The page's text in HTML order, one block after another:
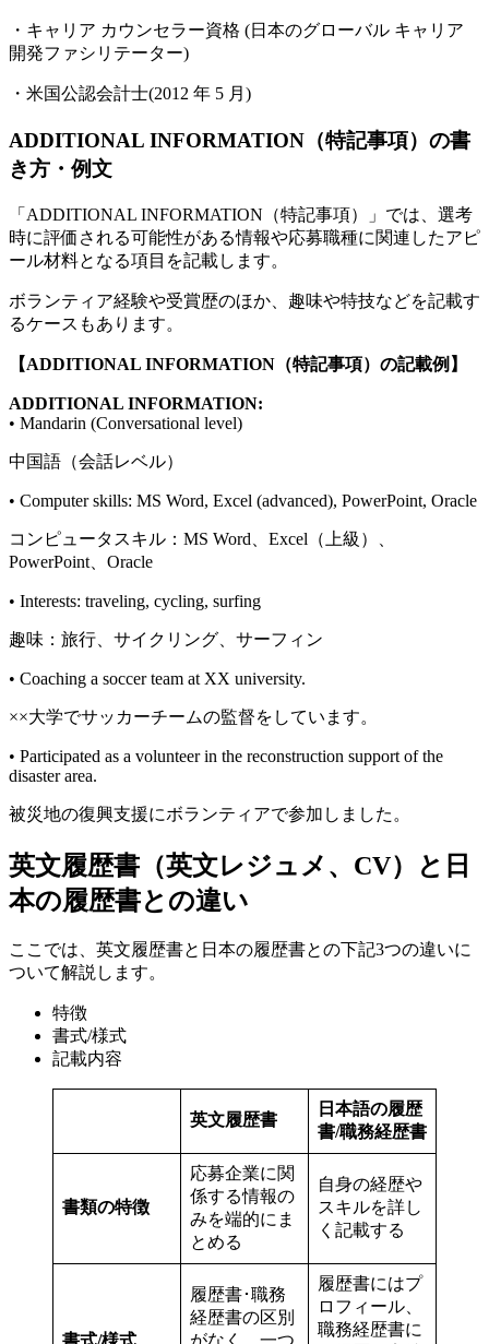
・キャリア カウンセラー資格 (日本のグローバル キャリア
開発ファシリテーター)
・米国公認会計士(2012 年 5 月)
ADDITIONAL INFORMATION（特記事項）の書
き方・例文
「ADDITIONAL INFORMATION（特記事項）」では、選考
時に評価される可能性がある情報や応募職種に関連したアピ
ール材料となる項目を記載します。
ボランティア経験や受賞歴のほか、趣味や特技などを記載す
るケースもあります。
【ADDITIONAL INFORMATION（特記事項）の記載例】
ADDITIONAL INFORMATION:
• Mandarin (Conversational level)
中国語（会話レベル）
• Computer skills: MS Word, Excel (advanced), PowerPoint, Oracle
コンピュータスキル：MS Word、Excel（上級）、
PowerPoint、Oracle
• Interests: traveling, cycling, surfing
趣味：旅行、サイクリング、サーフィン
• Coaching a soccer team at XX university.
××大学でサッカーチームの監督をしています。
• Participated as a volunteer in the reconstruction support of the
disaster area.
被災地の復興支援にボランティアで参加しました。
英文履歴書（英文レジュメ、CV）と日
本の履歴書との違い
ここでは、英文履歴書と日本の履歴書との下記3つの違いに
ついて解説します。
特徴
書式/様式
記載内容
英文履歴書
日本語の履歴
書/職務経歴書
書類の特徴
応募企業に関
係する情報の
みを端的にま
とめる
自身の経歴や
スキルを詳し
く記載する
履歴書･職務
経歴書の区別
履歴書にはプ
ロフィール、
職務経歴書に